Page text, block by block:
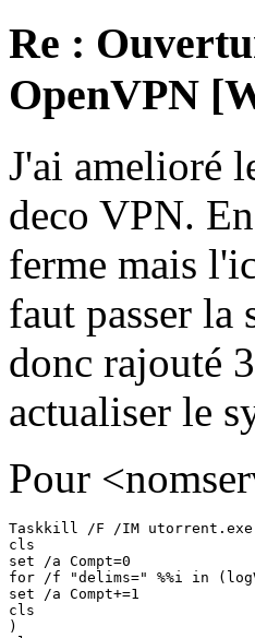
Re :
OpenVPN
J'ai amelioré
deco VPN.
ferme mais
faut passer la
donc rajouté
actualiser le
Pour
Taskkill /F /IM
cls
set /a Compt=0
for /f "delims=" %%i in
set /a Compt+=1
cls
)